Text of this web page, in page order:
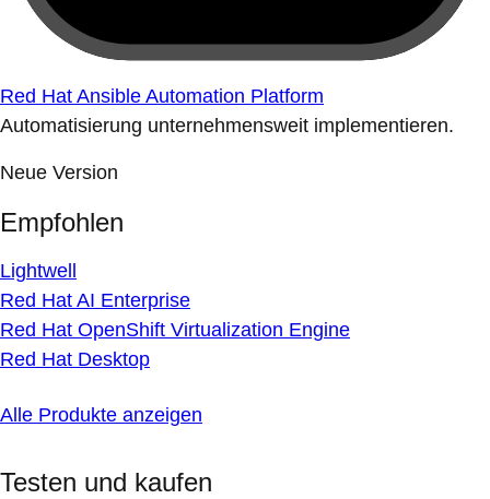
Red Hat Ansible Automation Platform
Automatisierung unternehmensweit implementieren.
Neue Version
Empfohlen
Lightwell
Red Hat AI Enterprise
Red Hat OpenShift Virtualization Engine
Red Hat Desktop
Alle Produkte anzeigen
Testen und kaufen